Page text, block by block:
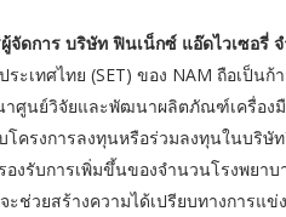
ดการ บริษัท ฟินเน็กซ์ แอ๊ดไวเซอรี่
ะเทศไทย (SET) ของ NAM ถือเป็น
ศูนย์วิจัยและพัฒนาผลิตภัณฑ์เครื่อง
ครงการลงทุนหรือร่วมลงทุนในบริษั
องรับการเพิ่มขึ้นของจำนวนโรงพยา
ช่วยสร้างความได้เปรียบทางการแ